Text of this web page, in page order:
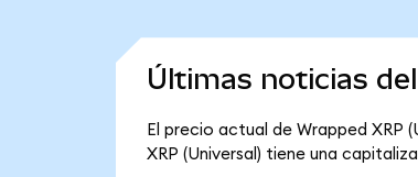
Últimas noticias
El precio actual de Wrapped XRP
XRP (Universal) tiene una